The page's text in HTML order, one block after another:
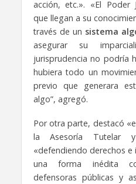
acción, etc.». «El Poder
que llegan a su
través de un sistema
asegurar su
jurisprudencia no podría
hubiera todo un
previo que generara
algo”, agregó.
Por otra parte, destacó
la Asesoría Tutelar
«defendiendo derechos e
una forma inédita
defensoras públicas y